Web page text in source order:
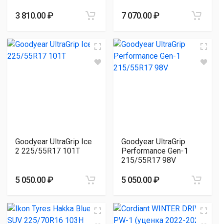
3 810.00 ₽ 7 070.00 ₽
Goodyear UltraGrip Ice
2 225/55R17 101T
5 050.00 ₽
Goodyear UltraGrip
Performance Gen-1
215/55R17 98V
5 050.00 ₽